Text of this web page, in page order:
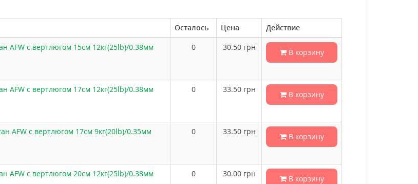
Осталось Цена
Действие
AFW с вертлюгом 15см 12кг(25lb)/0.38мм
0 30.50грн
В корзину
AFW с вертлюгом 17см 12кг(25lb)/0.38мм 0 33.50грн
В корзину
AFW с вертлюгом 17см 9кг(20lb)/0.35мм 0 33.50грн
В корзину
AFW с вертлюгом 20см 12кг(25lb)/0.38мм 0 30.00грн
В корзину